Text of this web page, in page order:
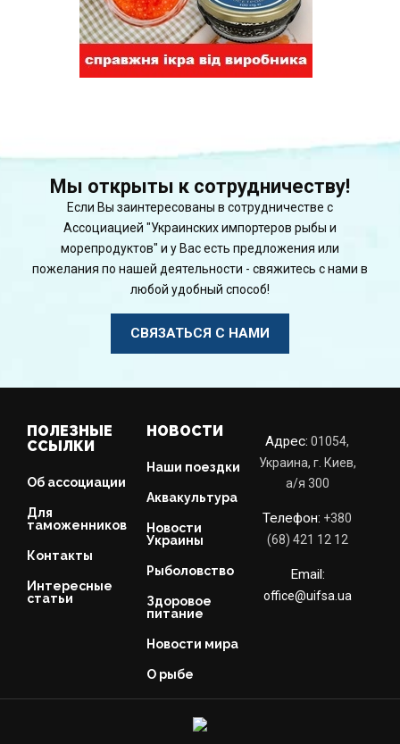
Мы открыты к сотрудничеству!
Если Вы заинтересованы в сотрудничестве с
Ассоциацией "Украинских импортеров рыбы и
морепродуктов" и у Вас есть предложения или
пожелания по нашей деятельности - свяжитесь с нами в
любой удобный способ!
СВЯЗАТЬСЯ С НАМИ
ПОЛЕЗНЫЕ
ССЫЛКИ
Об ассоциации
Для
таможенников
Контакты
Интересные
статьи
НОВОСТИ
Наши поездки
Аквакультура
Новости
Украины
Рыболовство
Здоровое
питание
Новости мира
О рыбе
Адрес: 01054,
Украина, г. Киев,
a/я 300
Телефон: +380
(68) 421 12 12
Email:
office@uifsa.ua